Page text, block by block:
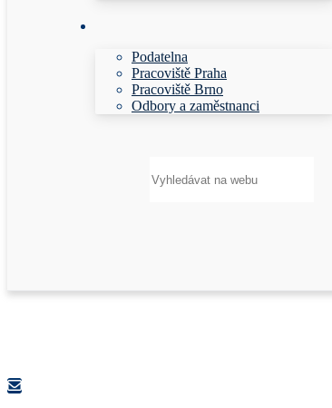
Podatelna
Pracoviště Praha
Pracoviště Brno
Odbory a zaměstnanci